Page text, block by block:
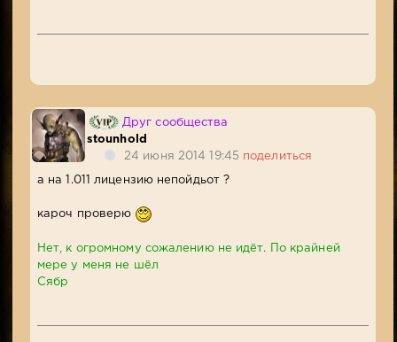
Друг сообщества
stounhold
24 июня 2014 19:45 поделиться
а на 1.011 лицензию непойдьот ?
кароч проверю
Нет, к огромному сожалению не идёт. По крайней
мере у меня не шёл
Сябр